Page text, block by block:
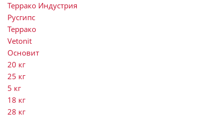
Террако Индустрия
Русгипс
Террако
Vetonit
Основит
20 кг
25 кг
5 кг
18 кг
28 кг